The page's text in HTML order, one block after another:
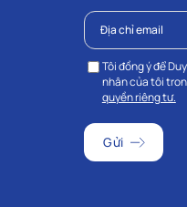
Tôi đồng ý để
nhân của tôi
quyền riêng tư.